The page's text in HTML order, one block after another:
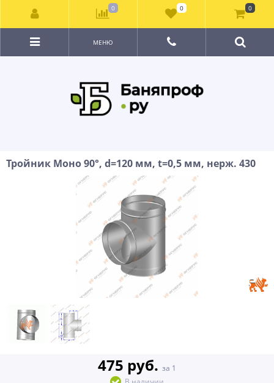
МЕНЮ
Тройник Моно 90°, d=120 мм, t=0,5 мм, нерж. 430
475 руб. за 1
0 0 0